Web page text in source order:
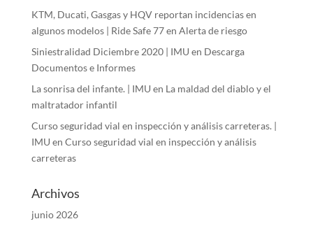
KTM, Ducati, Gasgas y HQV reportan incidencias en
algunos modelos | Ride Safe 77en Alerta de riesgo
Siniestralidad Diciembre 2020 | IMU en Descarga
Documentos e Informes
La sonrisa del infante. | IMU en La maldad del diablo y el
maltratador infantil
Curso seguridad vial en inspección y análisis carreteras. |
IMU en Curso seguridad vial en inspección y análisis
carreteras
Archivos
junio 2026